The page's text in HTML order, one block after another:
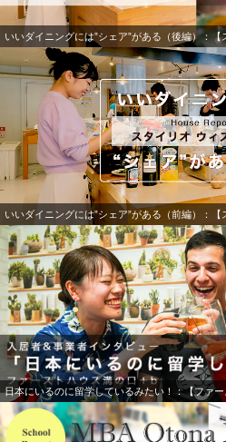
いいダイニングには”シェア”がある（後編）：
いいダイニングには”シェア”がある（前編）：【
日本にいるのに留学しているみたい！：【ファ